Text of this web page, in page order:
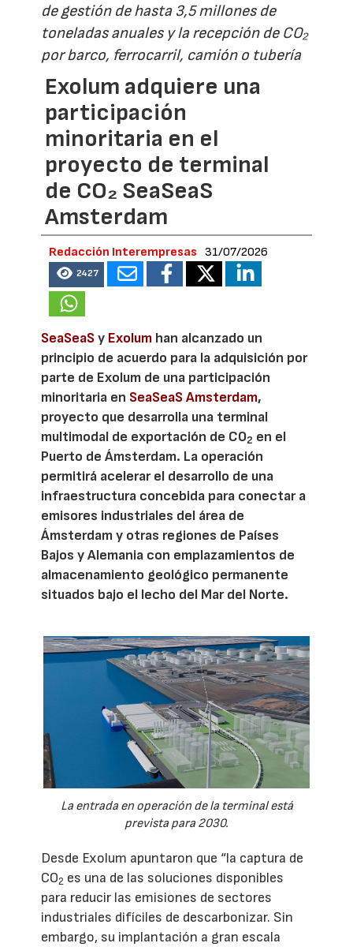
de gestión de hasta 3,5 millones de
toneladas anuales y la recepción de CO₂
por barco, ferrocarril, camión o tubería
Exolum adquiere una
participación
minoritaria en el
proyecto de terminal
de CO₂ SeaSeaS
Amsterdam
Redacción Interempresas 31/07/2026
2427
SeaSeaSy Exolum han alcanzado un
principio de acuerdo para la adquisición por
parte de Exolum de una participación
minoritaria en SeaSeaS Amsterdam,
proyecto que desarrolla una terminal
multimodal de exportación de CO2 en el
Puerto de Ámsterdam. La operación
permitirá acelerar el desarrollo de una
infraestructura concebida para conectar a
emisores industriales del área de
Ámsterdam y otras regiones de Países
Bajos y Alemania con emplazamientos de
almacenamiento geológico permanente
situados bajo el lecho del Mar del Norte.
La entrada en operación de la terminal está
prevista para 2030.
Desde Exolum apuntaron que “la captura de
CO2 es una de las soluciones disponibles
para reducir las emisiones de sectores
industriales difíciles de descarbonizar. Sin
embargo, su implantación a gran escala